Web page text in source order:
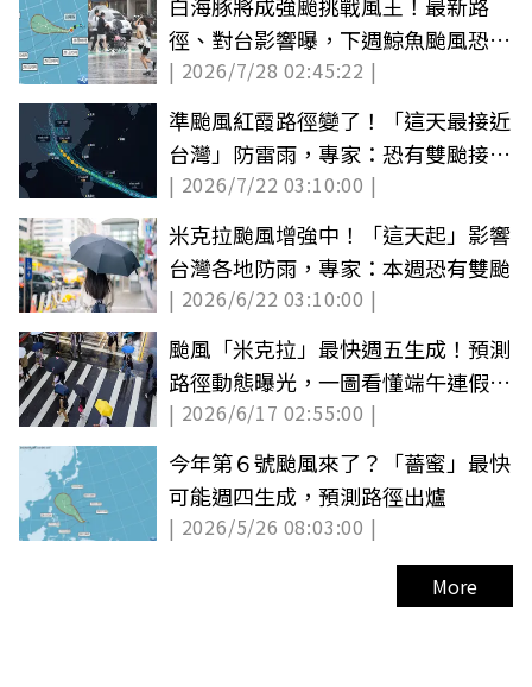
徑、對台影響曝，下週鯨魚颱風恐接
力生成
| 2026/7/28 02:45:22 |
準颱風紅霞路徑變了！「這天最接近
台灣」防雷雨，專家：恐有雙颱接力
生成
| 2026/7/22 03:10:00 |
米克拉颱風增強中！「這天起」影響
台灣各地防雨，專家：本週恐有雙颱
| 2026/6/22 03:10:00 |
颱風「米克拉」最快週五生成！預測
路徑動態曝光，一圖看懂端午連假天
氣
| 2026/6/17 02:55:00 |
今年第６號颱風來了？「薔蜜」最快
可能週四生成，預測路徑出爐
| 2026/5/26 08:03:00 |
More